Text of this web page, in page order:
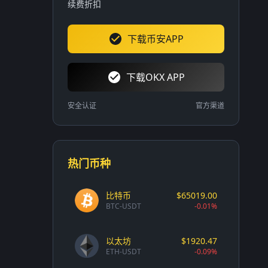
续费折扣
下载币安APP
下载OKX APP
安全认证 官方渠道
热门币种
比特币
BTC-USDT
$65019.00
-0.01%
以太坊
ETH-USDT
$1920.47
-0.09%